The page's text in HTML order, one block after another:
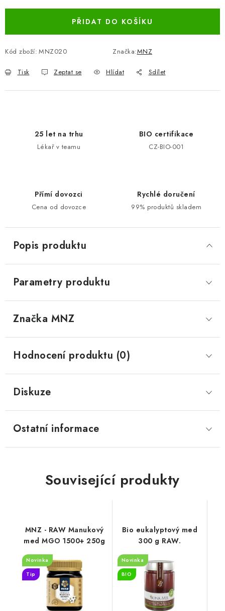
PŘIDAT DO KOŠÍKU
Kód zboží: MNZ020 Značka:MNZ
Tisk Zeptat se Hlídat Sdílet
25 let na trhu
Lékař v teamu
BIO certifikace
CZ-BIO-001
Přímí dovozci
Cena od dovozce
Rychlé doručení
99% produktů skladem
Popis produktu
Parametry produktu
Značka MNZ
Hodnocení produktu (0)
Diskuze
Ostatní informace
Související produkty
MNZ - RAW Manukový
med MGO 1500+ 250g
Novinka
Tip
Bio eukalyptový med
300 g RAW.
Novinka
BIO